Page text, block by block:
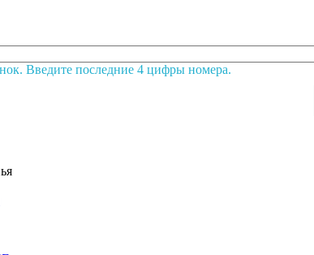
Введите последние 4 цифры номера.